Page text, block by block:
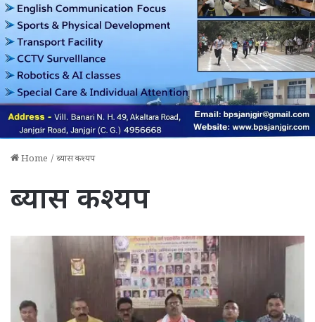
Home / ब्यास कश्यप
ब्यास कश्यप